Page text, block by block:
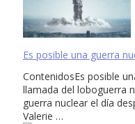
Es posible una guerra
ContenidosEs posible
llamada del loboguerra
guerra nuclear el día
Valerie …